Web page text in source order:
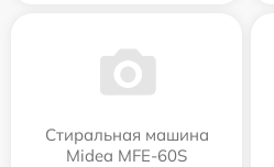
Стиральная машина
Midea MFE-60S